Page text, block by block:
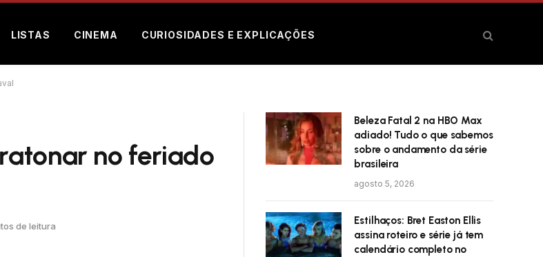
LISTAS CINEMA CURIOSIDADES E EXPLICAÇÕES
no feriado
de leitura
Beleza Fatal 2 na HBO Max
adiado! Tudo o que sabemos
sobre o andamento da série
brasileira
agosto 5, 2026
Estilhaços: Bret Easton Ellis
assina roteiro e série já tem
calendário completo no